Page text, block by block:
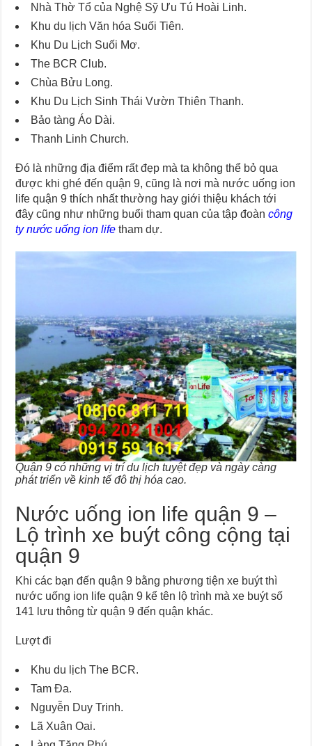
Nhà Thờ Tổ của Nghệ Sỹ Ưu Tú Hoài Linh.
Khu du lịch Văn hóa Suối Tiên.
Khu Du Lịch Suối Mơ.
The BCR Club.
Chùa Bửu Long.
Khu Du Lịch Sinh Thái Vườn Thiên Thanh.
Bảo tàng Áo Dài.
Thanh Linh Church.
Đó là những địa điểm rất đẹp mà ta không thể bỏ qua
được khi ghé đến quận 9, cũng là nơi mà nước uống ion
life quận 9 thích nhất thường hay giới thiệu khách tới
đây cũng như những buổi tham quan của tập đoàncông
ty nước uống ion life tham dự.
Quận 9 có những vị trí du lịch tuyệt đẹp và ngày càng
phát triển về kinh tế đô thị hóa cao.
Nước uống ion life quận 9 –
Lộ trình xe buýt công cộng tại
quận 9
Khi các bạn đến quận 9 bằng phương tiện xe buýt thì
nước uống ion life quận 9 kể tên lộ trình mà xe buýt số
141 lưu thông từ quận 9 đến quận khác.
Lượt đi
Khu du lịch The BCR.
Tam Đa.
Nguyễn Duy Trinh.
Lã Xuân Oai.